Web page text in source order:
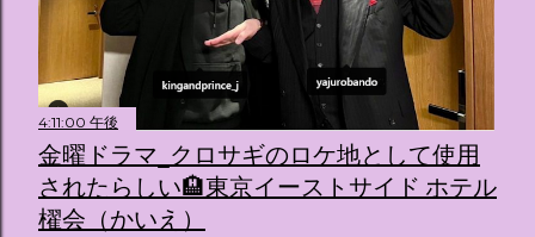
4:11:00 午後
金曜ドラマ_クロサギのロケ地として使用
されたらしい🏨東京イーストサイド ホテル
櫂会（かいえ）